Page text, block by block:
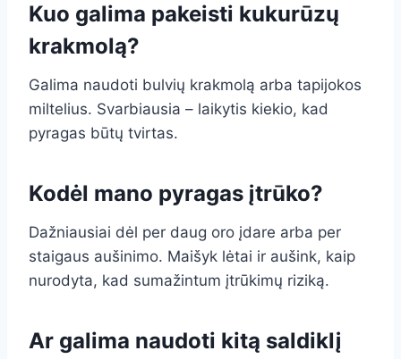
Kuo galima pakeisti kukurūzų
krakmolą?
Galima naudoti bulvių krakmolą arba tapijokos
miltelius. Svarbiausia – laikytis kiekio, kad
pyragas būtų tvirtas.
Kodėl mano pyragas įtrūko?
Dažniausiai dėl per daug oro įdare arba per
staigaus aušinimo. Maišyk lėtai ir aušink, kaip
nurodyta, kad sumažintum įtrūkimų riziką.
Ar galima naudoti kitą saldiklį